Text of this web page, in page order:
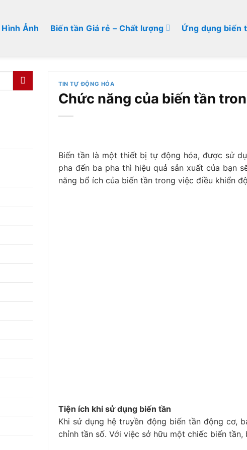
Hình Ảnh Biến tần Giá rẻ – Chất lượng Ứng dụng biến
TIN TỰ ĐỘNG HÓA
Chức năng của biến tần
Biến tần là một thiết bị tự động hóa, được sử
pha đến ba pha thì hiệu quả sản xuất của bạn
năng bổ ích của biến tần trong việc điều khiển
Tiện ích khi sử dụng biến tần
Khi sử dụng hệ truyền động biến tần động cơ,
chỉnh tần số. Với việc sở hữu một chiếc biến